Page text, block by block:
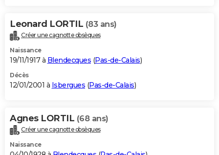
Leonard LORTIL (83 ans)
Créer une cagnotte obsèques
Naissance
19/11/1917 à Blendecques (Pas-de-Calais)
Décès
12/01/2001 à Isbergues (Pas-de-Calais)
Agnes LORTIL (68 ans)
Créer une cagnotte obsèques
Naissance